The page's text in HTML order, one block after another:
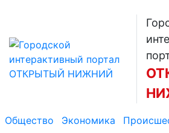
Общество Экономика